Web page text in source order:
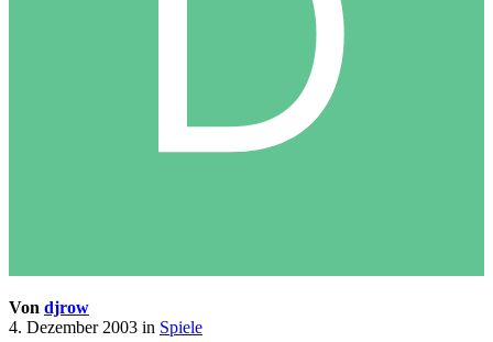
Von djrow
4. Dezember 2003 in Spiele